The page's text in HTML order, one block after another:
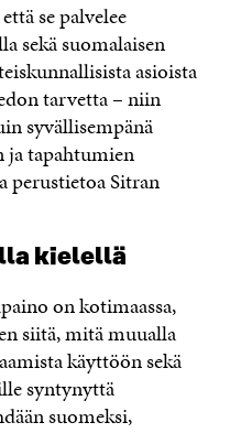
se palvelee
sekä suomalaisen
asioista
tarvetta – niin
syvällisempänä
tapahtumien
perustietoa Sitran
kielellä
on kotimaassa,
siitä, mitä muualla
käyttöön sekä
syntynyttä
suomeksi,